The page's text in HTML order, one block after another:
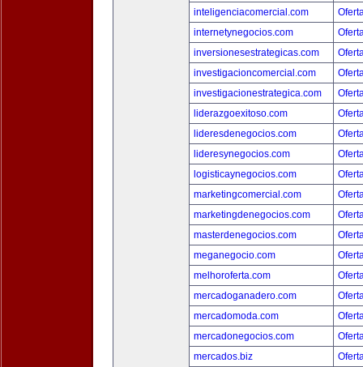
inteligenciacomercial.com
internetynegocios.com
inversionesestrategicas.com
investigacioncomercial.com
investigacionestrategica.com
liderazgoexitoso.com
lideresdenegocios.com
lideresynegocios.com
logisticaynegocios.com
marketingcomercial.com
marketingdenegocios.com
masterdenegocios.com
meganegocio.com
melhoroferta.com
mercadoganadero.com
mercadomoda.com
mercadonegocios.com
mercados.biz